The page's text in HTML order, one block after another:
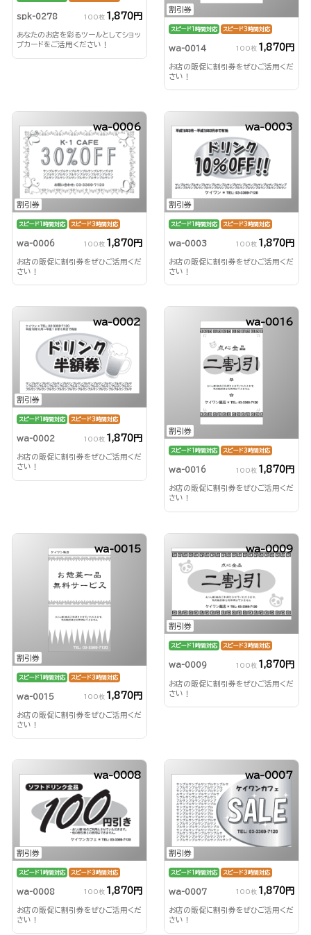
spk-0278 100枚 1,870円
あなたのお店を彩るツールとしてショッ
プカードをご活用ください！
割引券
スピード1時間対応 スピード3時間対応
wa-0014 100枚 1,870円
お店の販促に割引券をぜひご活用くだ
さい！
割引券
wa-0006
スピード1時間対応 スピード3時間対応
wa-0006 100枚 1,870円
お店の販促に割引券をぜひご活用くだ
さい！
割引券
wa-0003
スピード1時間対応 スピード3時間対応
wa-0003 100枚 1,870円
お店の販促に割引券をぜひご活用くだ
さい！
割引券
wa-0002
スピード1時間対応 スピード3時間対応
wa-0002 100枚 1,870円
お店の販促に割引券をぜひご活用くだ
さい！
割引券
wa-0016
スピード1時間対応 スピード3時間対応
wa-0016 100枚 1,870円
お店の販促に割引券をぜひご活用くだ
さい！
割引券
wa-0015
スピード1時間対応 スピード3時間対応
wa-0015 100枚 1,870円
お店の販促に割引券をぜひご活用くだ
さい！
割引券
wa-0009
スピード1時間対応 スピード3時間対応
wa-0009 100枚 1,870円
お店の販促に割引券をぜひご活用くだ
さい！
割引券
wa-0008
スピード1時間対応 スピード3時間対応
wa-0008 100枚 1,870円
お店の販促に割引券をぜひご活用くだ
さい！
割引券
wa-0007
スピード1時間対応 スピード3時間対応
wa-0007 100枚 1,870円
お店の販促に割引券をぜひご活用くだ
さい！